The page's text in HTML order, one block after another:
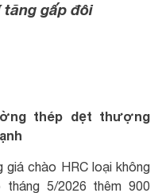
gấp đôi
thép dẹt thượng
chào HRC loại không
tháng 5/2026 thêm 900